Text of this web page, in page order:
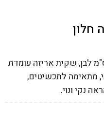
במלאי
חלון
יוטה חלון 12*16 ס"מ לבן, שקית אריזה עומדת
מתאימה לתכשיטים,
נקי ונוי.